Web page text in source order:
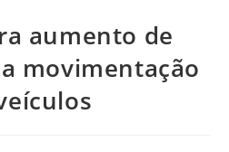
aumento de
movimentação